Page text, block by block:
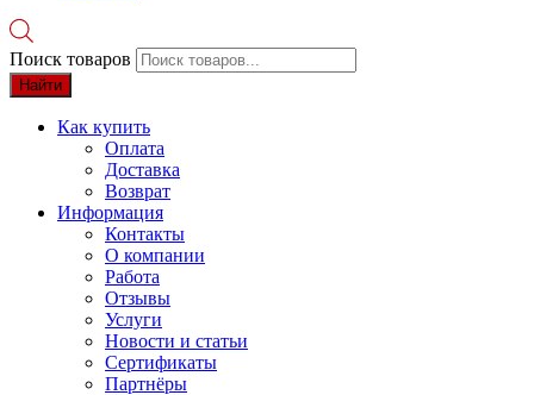
Поиск товаров
Найти
Как купить
Оплата
Доставка
Возврат
Информация
Контакты
О компании
Работа
Отзывы
Услуги
Новости и статьи
Сертификаты
Партнёры